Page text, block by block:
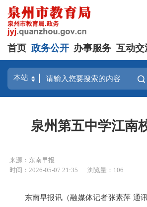
首页 政务公开 办事服务 互动交
泉州第五中学江南
来源：东南早报
时间：2026-05-07 21:35
浏览量： 106
东南早报讯（融媒体记者张素萍 通